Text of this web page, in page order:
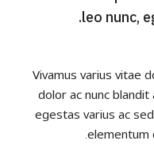
leo nunc,
Vivamus varius vitae
dolor ac nunc blandit
egestas varius ac
elementum